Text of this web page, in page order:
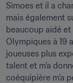
Simoes et il a
mais également
beaucoup aidé et
Olympiques à 19
joueuses plus
talent et m'a
coéquipière m'a